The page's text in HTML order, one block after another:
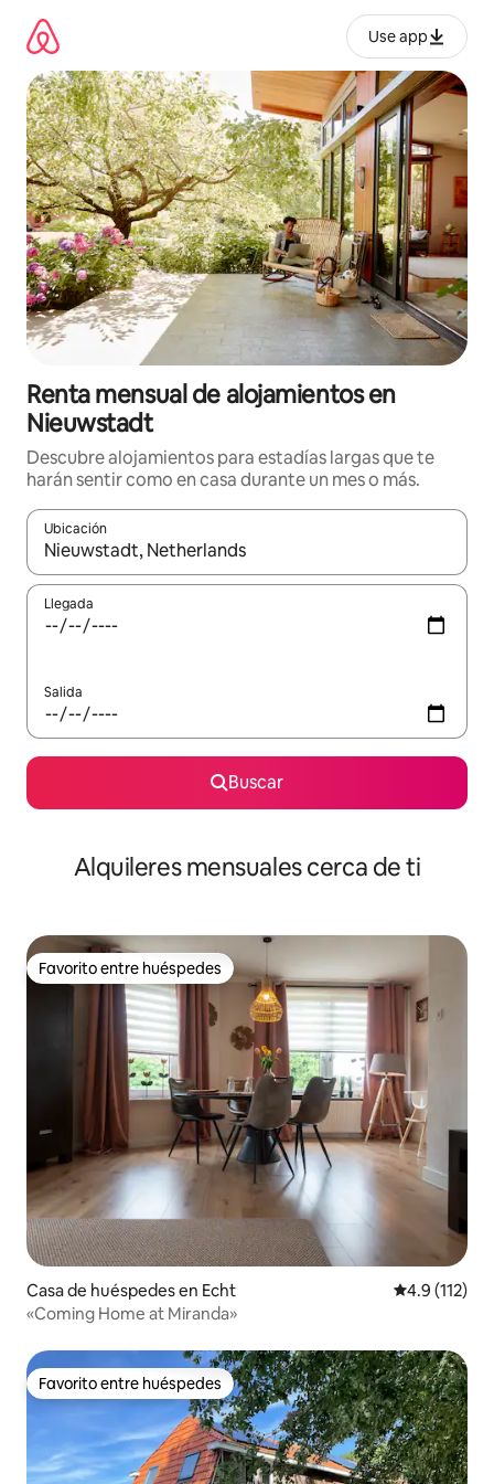
contenido
Use app
Renta mensual de alojamientos en
Nieuwstadt
Descubre alojamientos para estadías largas que te
harán sentir como en casa durante un mes o más.
Ubicación
Cuando los resultados estén disponibles, navega con las
Llegada
Salida
Buscar
Alquileres mensuales cerca de ti
Favorito entre huéspedes
Favorito entre huéspedes
Casa de huéspedes en Echt Calificación
4.9 (112)
«Coming Home at Miranda»
Favorito entre huéspedes
Favorito entre huéspedes